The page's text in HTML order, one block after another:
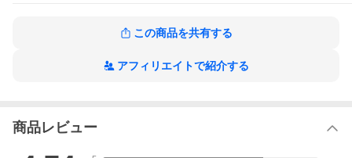
この商品を共有する
アフィリエイトで紹介する
商品レビュー